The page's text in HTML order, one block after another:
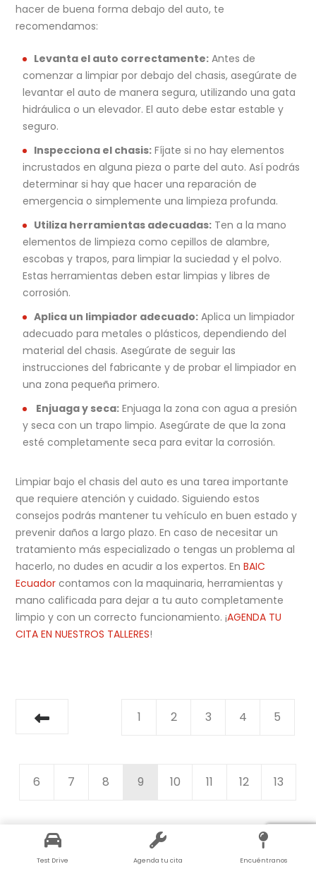
hacer de buena forma debajo del auto, te
recomendamos:
Levanta el auto correctamente: Antes de
comenzar a limpiar por debajo del chasis, asegúrate de
levantar el auto de manera segura, utilizando una gata
hidráulica o un elevador. El auto debe estar estable y
seguro.
Inspecciona el chasis: Fíjate si no hay elementos
incrustados en alguna pieza o parte del auto. Así podrás
determinar si hay que hacer una reparación de
emergencia o simplemente una limpieza profunda.
Utiliza herramientas adecuadas: Ten a la mano
elementos de limpieza como cepillos de alambre,
escobas y trapos, para limpiar la suciedad y el polvo.
Estas herramientas deben estar limpias y libres de
corrosión.
Aplica un limpiador adecuado: Aplica un limpiador
adecuado para metales o plásticos, dependiendo del
material del chasis. Asegúrate de seguir las
instrucciones del fabricante y de probar el limpiador en
una zona pequeña primero.
Enjuaga y seca: Enjuaga la zona con agua a presión
y seca con un trapo limpio. Asegúrate de que la zona
esté completamente seca para evitar la corrosión.
Limpiar bajo el chasis del auto es una tarea importante
que requiere atención y cuidado. Siguiendo estos
consejos podrás mantener tu vehículo en buen estado y
prevenir daños a largo plazo. En caso de necesitar un
tratamiento más especializado o tengas un problema al
hacerlo, no dudes en acudir a los expertos. EnBAIC
Ecuador contamos con la maquinaria, herramientas y
mano calificada para dejar a tu auto completamente
limpio y con un correcto funcionamiento. ¡AGENDA TU
CITA EN NUESTROS TALLERES!
1 2 3 4 5
6 7 8 9 10 11 12 13
Test Drive Agenda tu cita Encuéntranos